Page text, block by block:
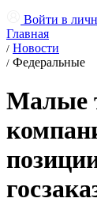
Войти в
Главная
/ Новости
/ Федеральные
Малые